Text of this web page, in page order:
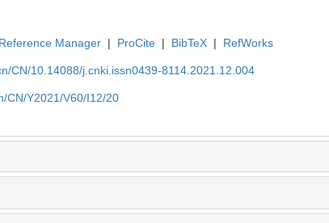
Reference Manager | ProCite | BibTeX | RefWorks
CN/10.14088/j.cnki.issn0439-8114.2021.12.004
CN/Y2021/V60/I12/20